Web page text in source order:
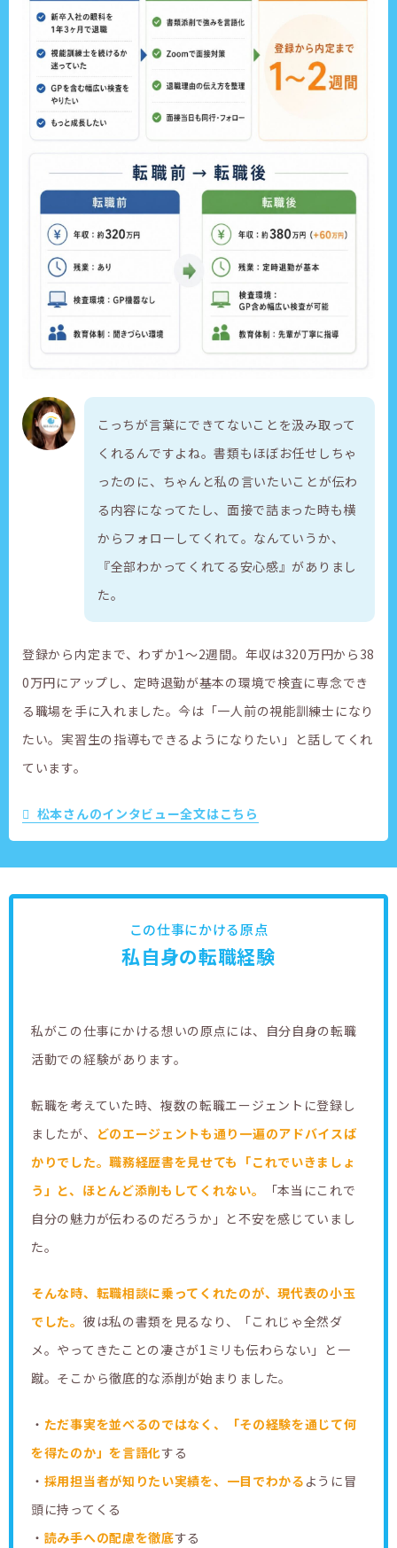
こっちが言葉にできてないことを汲み取って
くれるんですよね。書類もほぼお任せしちゃ
ったのに、ちゃんと私の言いたいことが伝わ
る内容になってたし、面接で詰まった時も横
からフォローしてくれて。なんていうか、
『全部わかってくれてる安心感』がありまし
た。
登録から内定まで、わずか1〜2週間。年収は320万円から38
0万円にアップし、定時退勤が基本の環境で検査に専念でき
る職場を手に入れました。今は「一人前の視能訓練士になり
たい。実習生の指導もできるようになりたい」と話してくれ
ています。
松本さんのインタビュー全文はこちら
この仕事にかける原点
私自身の転職経験
私がこの仕事にかける想いの原点には、自分自身の転職
活動での経験があります。
転職を考えていた時、複数の転職エージェントに登録し
ましたが、 どのエージェントも通り一遍のアドバイスば
かりでした。職務経歴書を見せても「これでいきましょ
う」と、ほとんど添削もしてくれない。
「本当にこれで
自分の魅力が伝わるのだろうか」と不安を感じていまし
た。
そんな時、転職相談に乗ってくれたのが、現代表の小玉
でした。 彼は私の書類を見るなり、「これじゃ全然ダ
メ。やってきたことの凄さが1ミリも伝わらない」と一
蹴。そこから徹底的な添削が始まりました。
・ ただ事実を並べるのではなく、「その経験を通じて何
を得たのか」を言語化する
・ 採用担当者が知りたい実績を、一目でわかる ように冒
頭に持ってくる
・ 読み手への配慮を徹底する